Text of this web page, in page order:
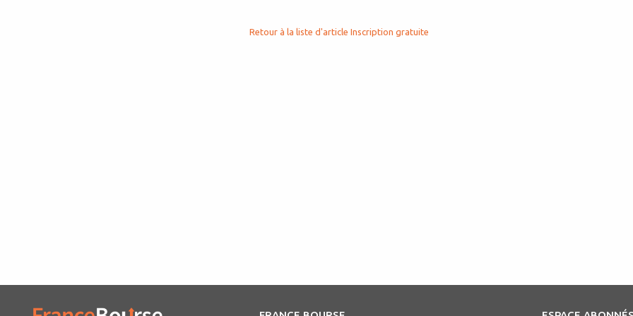
Retour à la liste d'article Inscription gratuite